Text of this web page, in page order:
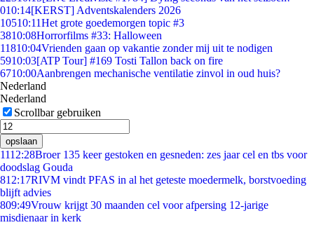
010:14[KERST] Adventskalenders 2026
10510:11Het grote goedemorgen topic #3
3810:08Horrorfilms #33: Halloween
11810:04Vrienden gaan op vakantie zonder mij uit te nodigen
5910:03[ATP Tour] #169 Tosti Tallon back on fire
6710:00Aanbrengen mechanische ventilatie zinvol in oud huis?
Nederland
Nederland
Scrollbar gebruiken
opslaan
1112:28Broer 135 keer gestoken en gesneden: zes jaar cel en tbs voor
doodslag Gouda
812:17RIVM vindt PFAS in al het geteste moedermelk, borstvoeding
blijft advies
809:49Vrouw krijgt 30 maanden cel voor afpersing 12-jarige
misdienaar in kerk